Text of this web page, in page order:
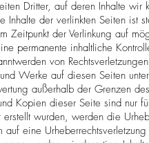
Dritter, auf deren Inhalte
Inhalte der verlinkten Seiten
Zeitpunkt der Verlinkung auf
permanente inhaltliche
von
Werke auf diesen Seiten
außerhalb der Grenzen
Kopien dieser Seite sind nur
wurden, werden die
eine